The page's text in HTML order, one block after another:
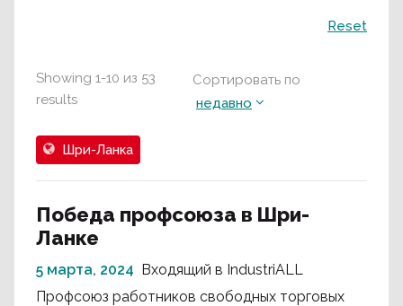
Showing 1-10 из 53
results
Сортировать по
недавно
Шри-Ланка
Победа профсоюза в Шри-
Ланке
5 марта, 2024 Входящий в IndustriALL
Профсоюз работников свободных торговых
Reset